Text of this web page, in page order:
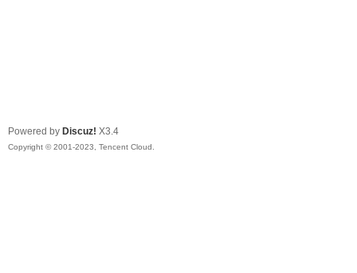
Powered by Discuz! X3.4
Copyright © 2001-2023, Tencent Cloud.